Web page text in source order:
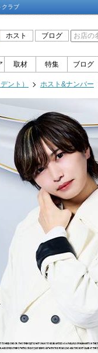
クラブ
ホスト ブログ
取材 特集 ブログ
ント） ホスト&ナンバー